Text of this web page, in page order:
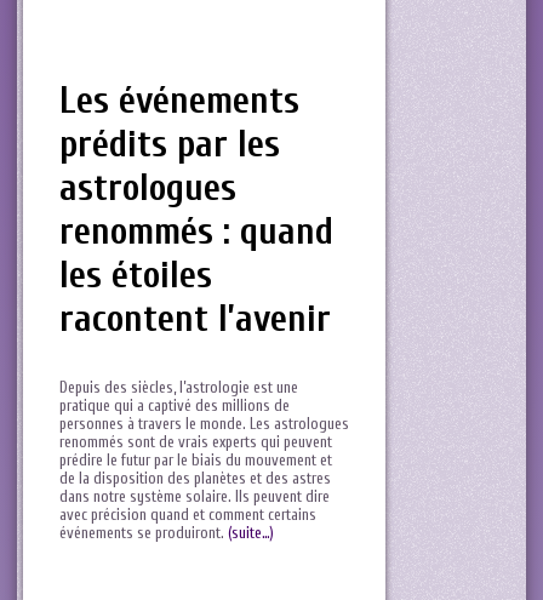
Les événements⁢
prédits par‍ les
astrologues
renommés : quand
les étoiles
racontent ⁤l’avenir
Depuis des siècles, l’astrologie est une
pratique qui a ‌captivé des millions de ​
personnes à travers le ⁢monde. Les ​astrologues
renommés⁢ sont de vrais experts qui peuvent
prédire le futur par le biais du mouvement et
de ⁢la disposition des planètes ⁤et ⁣des astres‍
dans notre système solaire. Ils peuvent dire
⁣avec précision quand et⁢ comment certains
événements se⁤ produiront. (suite…)